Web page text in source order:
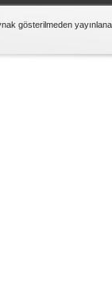
gösterilmeden